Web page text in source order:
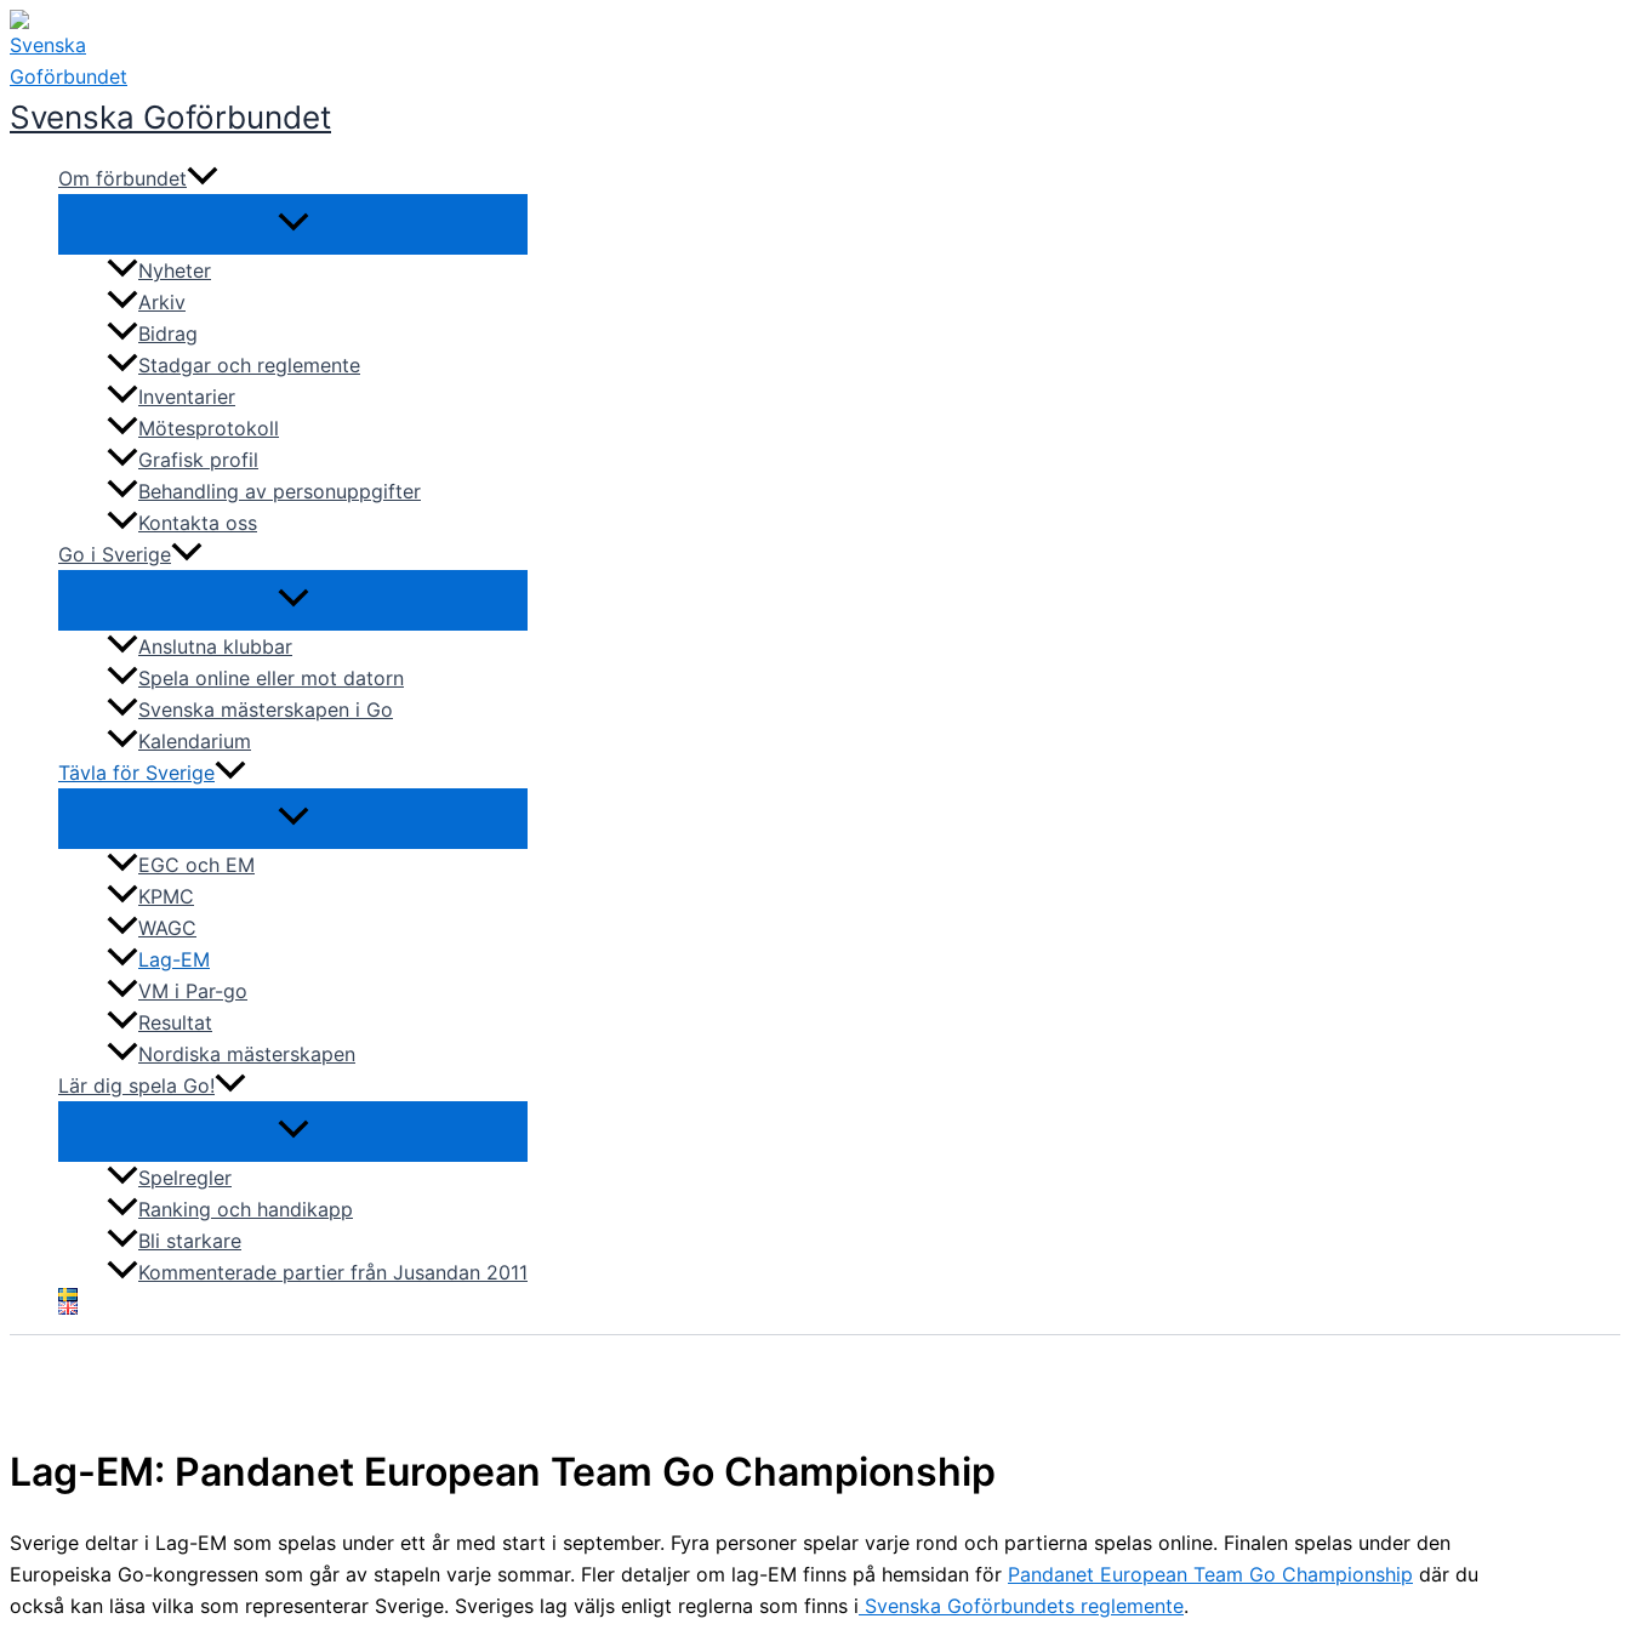
Hoppa
till
innehåll
Svenska Goförbundet
Om förbundet
Nyheter
Arkiv
Bidrag
Stadgar och reglemente
Inventarier
Mötesprotokoll
Grafisk profil
Behandling av personuppgifter
Kontakta oss
Go i Sverige
Anslutna klubbar
Spela online eller mot datorn
Svenska mästerskapen i Go
Kalendarium
Tävla för Sverige
EGC och EM
KPMC
WAGC
Lag-EM
VM i Par-go
Resultat
Nordiska mästerskapen
Lär dig spela Go!
Spelregler
Ranking och handikapp
Bli starkare
Kommenterade partier från Jusandan 2011
Lag-EM: Pandanet European Team Go Championship
Sverige deltar i Lag-EM som spelas under ett år med start i september. Fyra personer spelar varje rond och partierna spelas online. Finalen spelas under den
Europeiska Go-kongressen som går av stapeln varje sommar. Fler detaljer om lag-EM finns på hemsidan för Pandanet European Team Go Championship där du
också kan läsa vilka som representerar Sverige. Sveriges lag väljs enligt reglerna som finns i Svenska Goförbundets reglemente.